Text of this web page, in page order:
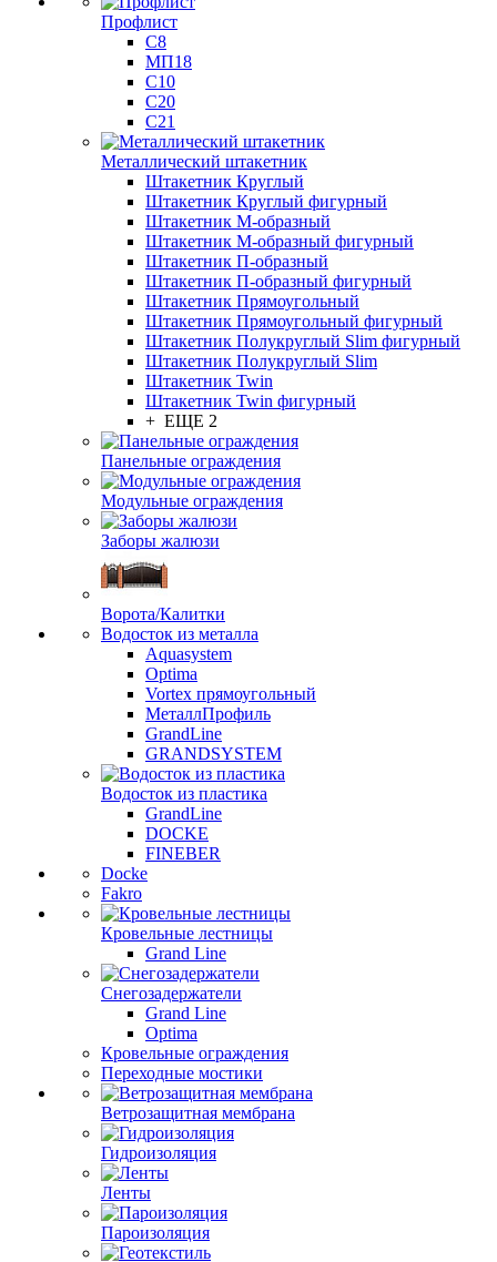
Профлист
С8
МП18
С10
С20
С21
Металлический штакетник
Штакетник Круглый
Штакетник Круглый фигурный
Штакетник М-образный
Штакетник М-образный фигурный
Штакетник П-образный
Штакетник П-образный фигурный
Штакетник Прямоугольный
Штакетник Прямоугольный фигурный
Штакетник Полукруглый Slim фигурный
Штакетник Полукруглый Slim
Штакетник Twin
Штакетник Twin фигурный
+ ЕЩЕ 2
Панельные ограждения
Модульные ограждения
Заборы жалюзи
Ворота/Калитки
Водосток из металла
Aquasystem
Optima
Vortex прямоугольный
МеталлПрофиль
GrandLine
GRANDSYSTEM
Водосток из пластика
GrandLine
DOCKE
FINEBER
Docke
Fakro
Кровельные лестницы
Grand Line
Снегозадержатели
Grand Line
Optima
Кровельные ограждения
Переходные мостики
Ветрозащитная мембрана
Гидроизоляция
Ленты
Пароизоляция